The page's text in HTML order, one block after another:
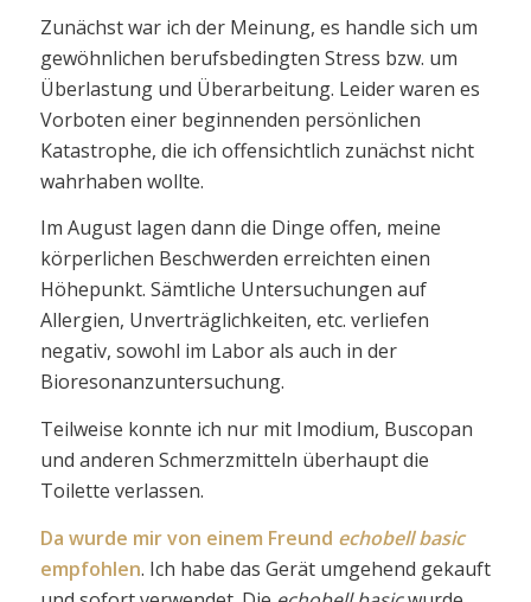
Zunächst war ich der Meinung, es handle sich um
gewöhnlichen berufsbedingten Stress bzw. um
Überlastung und Überarbeitung. Leider waren es
Vorboten einer beginnenden persönlichen
Katastrophe, die ich offensichtlich zunächst nicht
wahrhaben wollte.
Im August lagen dann die Dinge offen, meine
körperlichen Beschwerden erreichten einen
Höhepunkt. Sämtliche Untersuchungen auf
Allergien, Unverträglichkeiten, etc. verliefen
negativ, sowohl im Labor als auch in der
Bioresonanzuntersuchung.
Teilweise konnte ich nur mit Imodium, Buscopan
und anderen Schmerzmitteln überhaupt die
Toilette verlassen.
Da wurde mir von einem Freund echobell basic
empfohlen. Ich habe das Gerät umgehend gekauft